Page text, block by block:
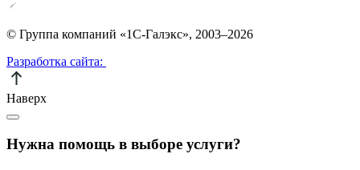
© Группа компаний «1С-Галэкс», 2003–2026
Разработка сайта:
Наверх
Нужна помощь в выборе услуги?